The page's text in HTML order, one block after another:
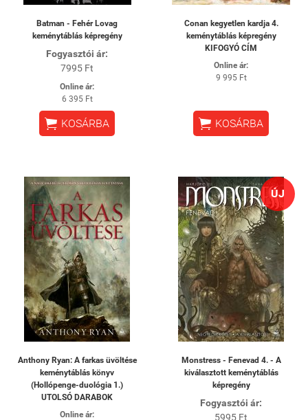
Batman - Fehér Lovag
keménytáblás képregény
Fogyasztói ár:
7995 Ft
Online ár:
6 395 Ft
 KOSÁRBA
Conan kegyetlen kardja 4.
keménytáblás képregény
KIFOGYÓ CÍM
Online ár:
9 995 Ft
 KOSÁRBA
Anthony Ryan: A farkas üvöltése
keménytáblás könyv
(Hollópenge-duológia 1.)
UTOLSÓ DARABOK
Online ár:
ÚJ
Monstress - Fenevad 4. - A
kiválasztott keménytáblás
képregény
Fogyasztói ár:
5995 Ft